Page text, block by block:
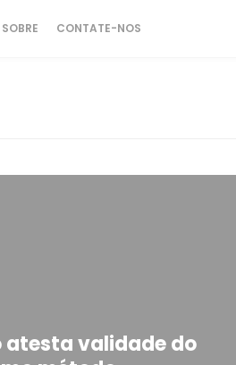
SOBRE CONTATE-NOS
atesta validade do